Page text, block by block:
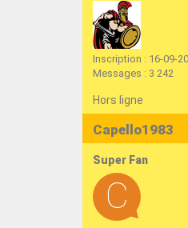
Inscription : 16-09-
Messages : 3 242
Hors ligne
Capello1983
Super Fan